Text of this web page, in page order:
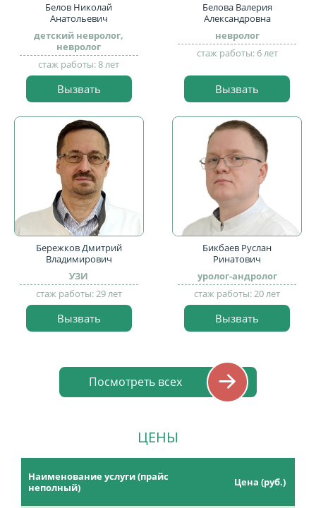
Белов Николай
Анатольевич
детский невролог,
невролог
стаж работы: 8 лет
Вызвать
Белова Валерия
Александровна
невролог
стаж работы: 6 лет
Вызвать
Бережков Дмитрий
Владимирович
УЗИ
стаж работы: 29 лет
Вызвать
Бикбаев Руслан
Ринатович
уролог-андролог
стаж работы: 20 лет
Вызвать
Посмотреть всех
ЦЕНЫ
Наименование услуги (прайс
неполный)
Цена (руб.)